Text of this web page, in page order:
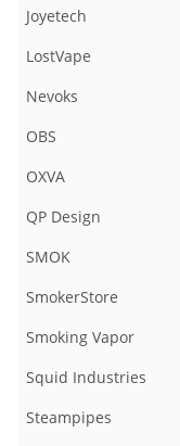
Joyetech
LostVape
Nevoks
OBS
OXVA
QP Design
SMOK
SmokerStore
Smoking Vapor
Squid Industries
Steampipes